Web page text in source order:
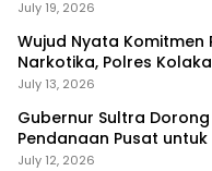
July 19, 2026
Wujud Nyata
Narkotika, Polres
Sabu-Sabu
July 13, 2026
Gubernur Sultra
Pendanaan Pusat
Liangkobhori
July 12, 2026